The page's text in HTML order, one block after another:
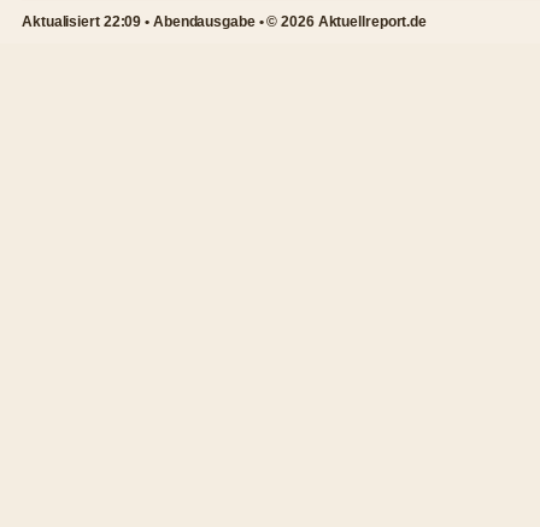
Aktualisiert 22:09 • Abendausgabe • © 2026 Aktuellreport.de